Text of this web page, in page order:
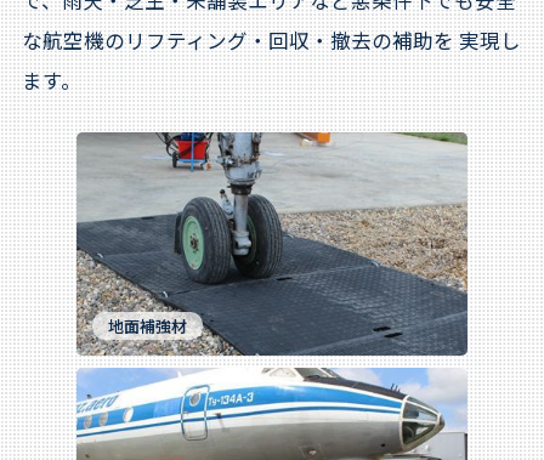
な航空機のリフティング・回収・撤去の補助を 実現し
ます。
地面補強材